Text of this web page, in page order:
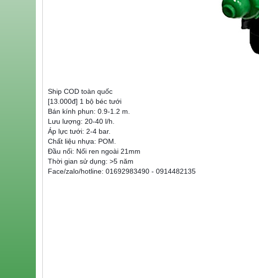
Ship COD toàn quốc
[13.000đ] 1 bộ béc tưới
Bán kính phun: 0.9-1.2 m.
Lưu lượng: 20-40 l/h.
Áp lực tưới: 2-4 bar.
Chất liệu nhựa: POM.
Đầu nối: Nối ren ngoài 21mm
Thời gian sử dụng: >5 năm
Face/zalo/hotline: 01692983490 - 0914482135